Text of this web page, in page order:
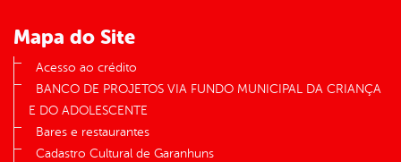
Mapa do Site
Acesso ao crédito
BANCO DE PROJETOS VIA FUNDO MUNICIPAL DA CRIANÇA
E DO ADOLESCENTE
Bares e restaurantes
Cadastro Cultural de Garanhuns